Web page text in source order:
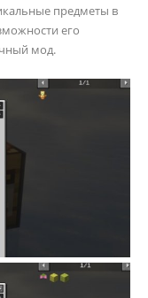
предметы в
его
мод.